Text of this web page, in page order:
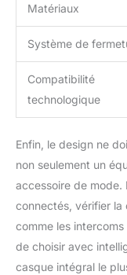
Matériaux
Système de
Compatibilité
technologique
Enfin, le design ne
non seulement un
accessoire de mode.
connectés, vérifier
comme les
de choisir avec
casque intégral le